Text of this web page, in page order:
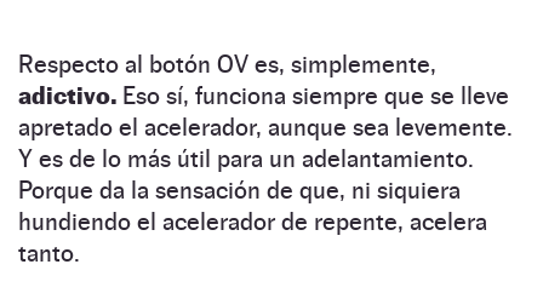
Respecto al botón OV es, simplemente,
adictivo. Eso sí, funciona siempre que se lleve
apretado el acelerador, aunque sea levemente.
Y es de lo más útil para un adelantamiento.
Porque da la sensación de que, ni siquiera
hundiendo el acelerador de repente, acelera
tanto.